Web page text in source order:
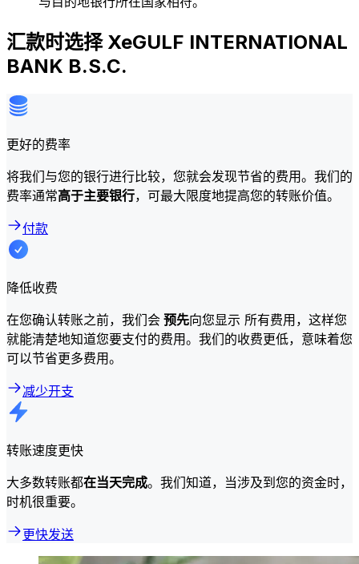
汇款时选择 XeGULF INTERNATIONAL
BANK B.S.C.
更好的费率
将我们与您的银行进行比较，您就会发现节省的费用。我们的
费率通常高于主要银行，可最大限度地提高您的转账价值。
付款
降低收费
在您确认转账之前，我们会 预先向您显示 所有费用，这样您
就能清楚地知道您要支付的费用。我们的收费更低，意味着您
可以节省更多费用。
减少开支
转账速度更快
大多数转账都在当天完成。我们知道，当涉及到您的资金时，
时机很重要。
更快发送